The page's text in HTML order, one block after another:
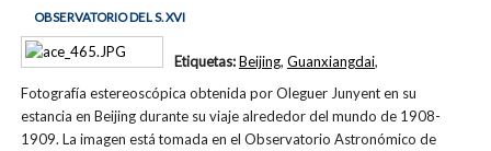
OBSERVATORIO DEL S. XVI
Fotografía estereoscópica obtenida por Oleguer Junyent en su
estancia en Beijing durante su viaje alrededor del mundo de 1908-
1909. La imagen está tomada en el Observatorio Astronómico de
Etiquetas:Beijing, Guanxiangdai,